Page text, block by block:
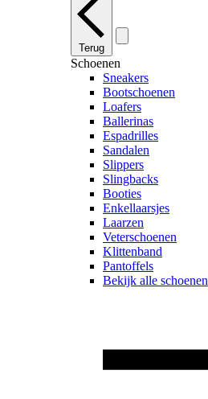
Terug
Schoenen
Sneakers
Bootschoenen
Loafers
Ballerinas
Espadrilles
Sandalen
Slippers
Slingbacks
Booties
Enkellaarsjes
Laarzen
Veterschoenen
Klittenband
Pantoffels
Bekijk alle schoenen